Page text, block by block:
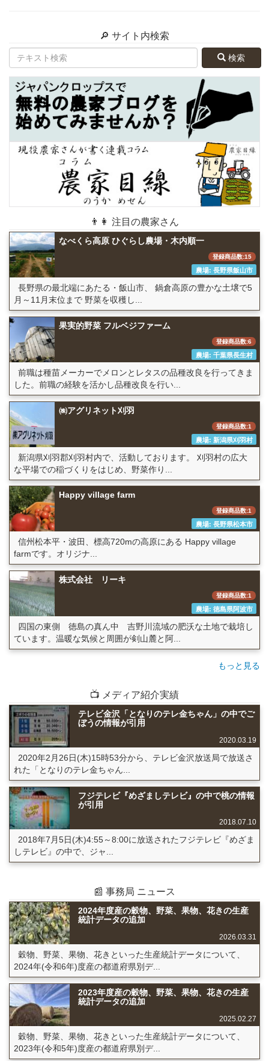
🔎 サイト内検索
検索
👨👩 注目の農家さん
なべくら高原 ひぐらし農場・木内順一
登録商品数:15
農場: 長野県飯山市
長野県の最北端にあたる・飯山市、 鍋倉高原の豊かな土壌で5
月～11月末位まで 野菜を収穫し...
果実的野菜 フルベジファーム
登録商品数:6
農場: 千葉県長生村
前職は種苗メーカーでメロンとレタスの品種改良を行ってきま
した。前職の経験を活かし品種改良を行い...
㈱アグリネット刈羽
登録商品数:1
農場: 新潟県刈羽村
新潟県刈羽郡刈羽村内で、活動しております。 刈羽村の広大
な平場での稲づくりをはじめ、野菜作り...
Happy village farm
登録商品数:1
農場: 長野県松本市
信州松本平・波田、標高720mの高原にある Happy village
farmです。オリジナ...
株式会社 リーキ
登録商品数:1
農場: 徳島県阿波市
四国の東側 徳島の真ん中 吉野川流域の肥沃な土地で栽培し
ています。温暖な気候と周囲が剣山麓と阿...
もっと見る
📺 メディア紹介実績
テレビ金沢「となりのテレ金ちゃん」の中でご
ぼうの情報が引用
2020.03.19
2020年2月26日(木)15時53分から、テレビ金沢放送局で放送さ
れた「となりのテレ金ちゃん...
フジテレビ『めざましテレビ』の中で桃の情報
が引用
2018.07.10
2018年7月5日(木)4:55～8:00に放送されたフジテレビ『めざま
しテレビ』の中で、ジャ...
📰 事務局 ニュース
2024年度産の穀物、野菜、果物、花きの生産
統計データの追加
2026.03.31
穀物、野菜、果物、花きといった生産統計データについて、
2024年(令和6年)度産の都道府県別デ...
2023年度産の穀物、野菜、果物、花きの生産
統計データの追加
2025.02.27
穀物、野菜、果物、花きといった生産統計データについて、
2023年(令和5年)度産の都道府県別デ...